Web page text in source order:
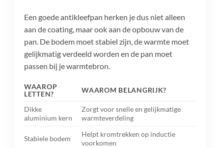
Een goede antikleefpan herken je dus niet alleen
aan de coating, maar ook aan de opbouw van de
pan. De bodem moet stabiel zijn, de warmte moet
gelijkmatig verdeeld worden en de pan moet
passen bij je warmtebron.
WAAROP
LETTEN?
WAAROM BELANGRIJK?
Dikke
aluminium kern
Zorgt voor snelle en gelijkmatige
warmteverdeling
Stabiele bodem
Helpt kromtrekken op inductie
voorkomen